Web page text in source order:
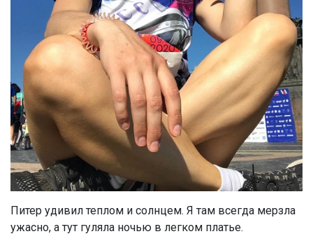
Питер удивил теплом и солнцем. Я там всегда мерзла
ужасно, а тут гуляла ночью в легком платье.